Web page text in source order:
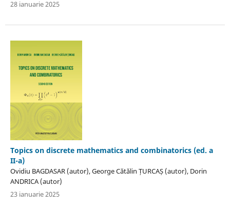
28 ianuarie 2025
Topics on discrete mathematics and combinatorics (ed. a
II-a)
Ovidiu BAGDASAR (autor), George Cătălin ȚURCAȘ (autor), Dorin
ANDRICA (autor)
23 ianuarie 2025